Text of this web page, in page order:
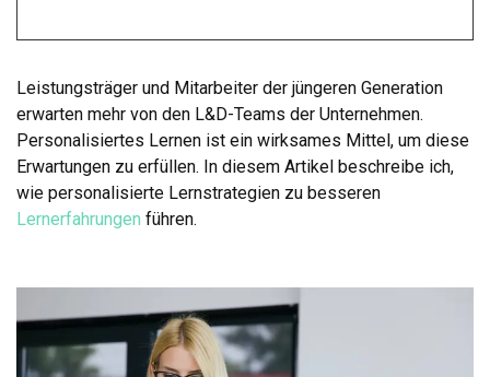
Leistungsträger und Mitarbeiter der jüngeren Generation
erwarten mehr von den L&D-Teams der Unternehmen.
Personalisiertes Lernen ist ein wirksames Mittel, um diese
Erwartungen zu erfüllen. In diesem Artikel beschreibe ich,
wie personalisierte Lernstrategien zu besseren
Lernerfahrungen führen.